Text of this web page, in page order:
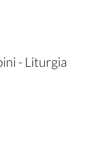
- Liturgia